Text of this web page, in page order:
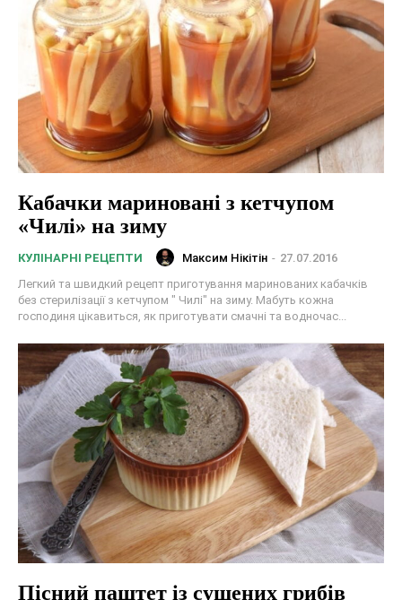
Кабачки мариновані з кетчупом
«Чилі» на зиму
КУЛІНАРНІ РЕЦЕПТИ Максим Нікітін - 27.07.2016
Легкий та швидкий рецепт приготування маринованих кабачків
без стерилізації з кетчупом " Чилі" на зиму. Мабуть кожна
господиня цікавиться, як приготувати смачні та водночас...
Пісний паштет із сушених грибів